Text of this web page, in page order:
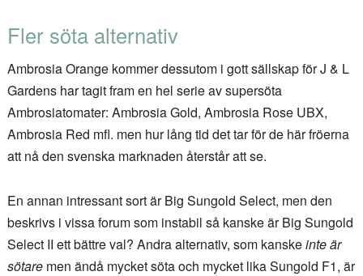
Fler söta alternativ
Ambrosia Orange kommer dessutom i gott sällskap för J & L
Gardens har tagit fram en hel serie av supersöta
Ambrosiatomater: Ambrosia Gold, Ambrosia Rose UBX,
Ambrosia Red mfl. men hur lång tid det tar för de här fröerna
att nå den svenska marknaden återstår att se.
En annan intressant sort är Big Sungold Select, men den
beskrivs i vissa forum som instabil så kanske är Big Sungold
Select II ett bättre val? Andra alternativ, som kanskeinte är
sötaremen ändå mycket söta och mycket lika Sungold F1, är